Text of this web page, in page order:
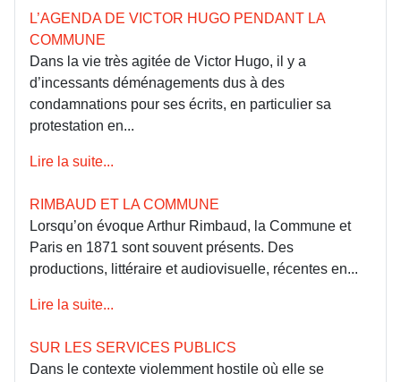
L’AGENDA DE VICTOR HUGO PENDANT LA
COMMUNE
Dans la vie très agitée de Victor Hugo, il y a
d’incessants déménagements dus à des
condamnations pour ses écrits, en particulier sa
protestation en...
Lire la suite...
RIMBAUD ET LA COMMUNE
Lorsqu’on évoque Arthur Rimbaud, la Commune et
Paris en 1871 sont souvent présents. Des
productions, littéraire et audiovisuelle, récentes en...
Lire la suite...
SUR LES SERVICES PUBLICS
Dans le contexte violemment hostile où elle se